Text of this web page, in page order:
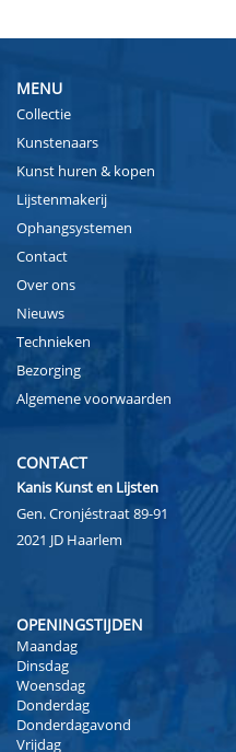
MENU
Collectie
Kunstenaars
Kunst huren & kopen
Lijstenmakerij
Ophangsystemen
Contact
Over ons
Nieuws
Technieken
Bezorging
Algemene voorwaarden
CONTACT
Kanis Kunst en Lijsten
Gen. Cronjéstraat 89-91
2021 JD Haarlem
OPENINGSTIJDEN
Maandag
Dinsdag
Woensdag
Donderdag
Donderdagavond
Vrijdag